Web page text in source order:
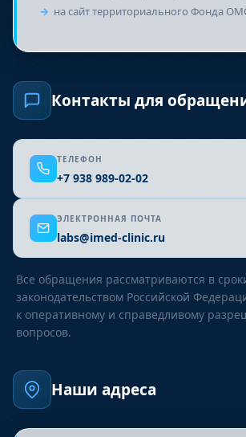
на сайт территориального Фонда
Контакты для
ТЕЛЕФОН
+7 938 989-02-02
ЭЛЕКТРОННАЯ ПОЧТА
labs@imed-clinic.ru
Все обращения рассматриваются в
законодательством Российской
к оперативному и справедливому
вопросов.
Наши адреса